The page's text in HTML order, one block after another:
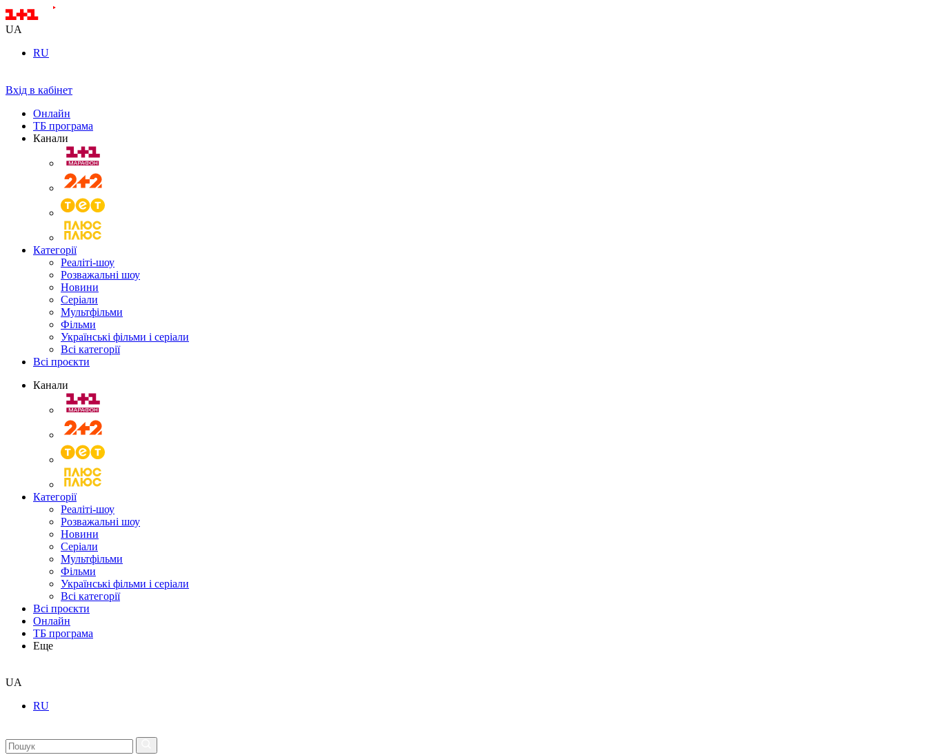
UA
RU
Вхід в кабінет
Онлайн
ТБ програма
Канали
Категорії
Реаліті-шоу
Розважальні шоу
Новини
Серіали
Мультфільми
Фільми
Українські фільми і серіали
Всі категорії
Всі проєкти
Канали
Категорії
Реаліті-шоу
Розважальні шоу
Новини
Серіали
Мультфільми
Фільми
Українські фільми і серіали
Всі категорії
Всі проєкти
Онлайн
ТБ програма
Еще
UA
RU